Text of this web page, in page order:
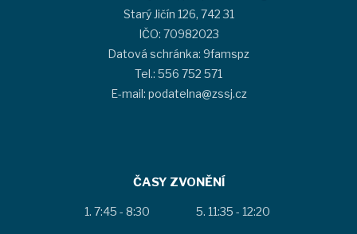
Starý Jičín 126, 742 31
IČO: 70982023
Datová schránka: 9famspz
Tel.: 556 752 571
E-mail: podatelna@zssj.cz
ČASY ZVONĚNÍ
7:45 - 8:30 11:35 - 12:20